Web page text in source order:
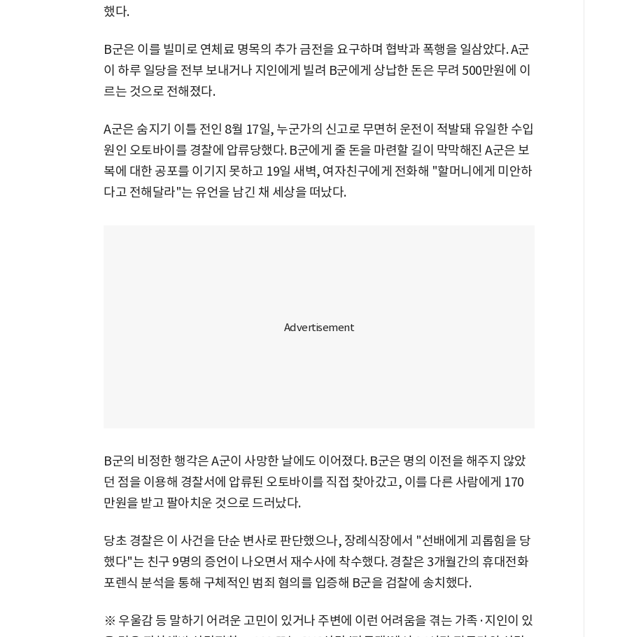
했다.
B군은 이를 빌미로 연체료 명목의 추가 금전을 요구하며 협박과 폭행을 일삼았다. A군
이 하루 일당을 전부 보내거나 지인에게 빌려 B군에게 상납한 돈은 무려 500만원에 이
르는 것으로 전해졌다.
A군은 숨지기 이틀 전인 8월 17일, 누군가의 신고로 무면허 운전이 적발돼 유일한 수입
원인 오토바이를 경찰에 압류당했다. B군에게 줄 돈을 마련할 길이 막막해진 A군은 보
복에 대한 공포를 이기지 못하고 19일 새벽, 여자친구에게 전화해 "할머니에게 미안하
다고 전해달라"는 유언을 남긴 채 세상을 떠났다.
B군의 비정한 행각은 A군이 사망한 날에도 이어졌다. B군은 명의 이전을 해주지 않았
던 점을 이용해 경찰서에 압류된 오토바이를 직접 찾아갔고, 이를 다른 사람에게 170
만원을 받고 팔아치운 것으로 드러났다.
당초 경찰은 이 사건을 단순 변사로 판단했으나, 장례식장에서 "선배에게 괴롭힘을 당
했다"는 친구 9명의 증언이 나오면서 재수사에 착수했다. 경찰은 3개월간의 휴대전화
포렌식 분석을 통해 구체적인 범죄 혐의를 입증해 B군을 검찰에 송치했다.
※ 우울감 등 말하기 어려운 고민이 있거나 주변에 이런 어려움을 겪는 가족·지인이 있